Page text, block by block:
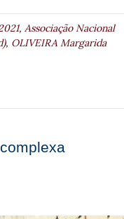
, Associação Nacional
, OLIVEIRA Margarida